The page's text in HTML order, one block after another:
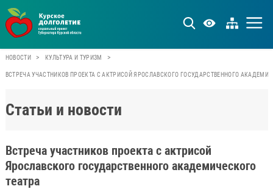
НОВОСТИ > КУЛЬТУРА И ТУРИЗМ >
ВСТРЕЧА УЧАСТНИКОВ ПРОЕКТА С АКТРИСОЙ ЯРОСЛАВСКОГО ГОСУДАРСТВЕННОГО
Статьи и новости
Встреча участников проекта с актрисой
Ярославского государственного академического
театра